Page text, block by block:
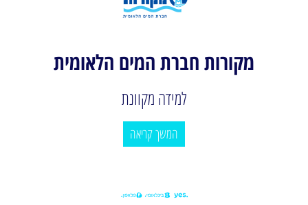
מקורות חברת המים הלאומית
למידה מקוונת
המשך קריאה